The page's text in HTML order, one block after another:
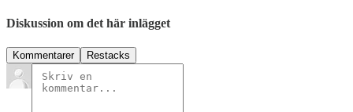
Diskussion om det här inlägget
Kommentarer Restacks